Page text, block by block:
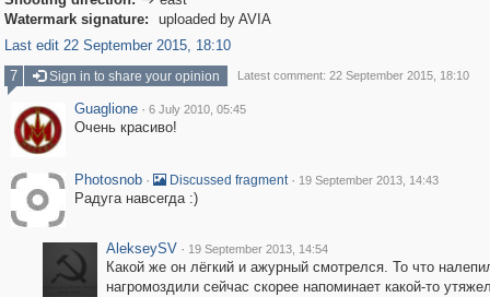
Watermark signature:
uploaded by AVIA
Last edit 22 September 2015, 18:10
7
Sign in to share your opinion Latest comment: 22 September 2015, 18:10
Guaglione · 6 July 2010, 05:45
Очень красиво!
Photosnob · Discussed fragment · 19 September 2013, 14:43
Радуга навсегда :)
AlekseySV · 19 September 2013, 14:54
Какой же он лёгкий и ажурный смотрелся. То что
нагромоздили сейчас скорее напоминает какой-то